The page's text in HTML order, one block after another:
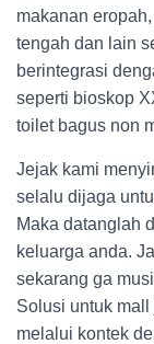
makanan
tengah dan lain
berintegrasi
seperti bioskop
toilet bagus non
Jejak kami
selalu dijaga
Maka datanglah
keluarga anda.
sekarang ga
Solusi untuk
melalui kontek